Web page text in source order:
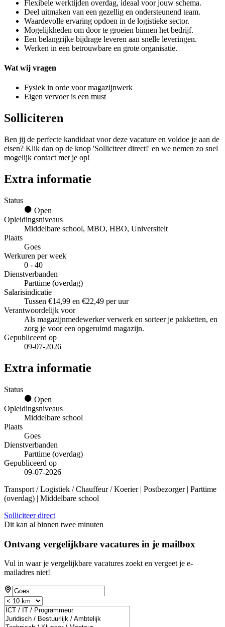
Flexibele werktijden overdag, ideaal voor jouw schema.
Deel uitmaken van een gezellig en ondersteunend team.
Waardevolle ervaring opdoen in de logistieke sector.
Mogelijkheden om door te groeien binnen het bedrijf.
Een belangrijke bijdrage leveren aan snelle leveringen.
Werken in een betrouwbare en grote organisatie.
Wat wij vragen
Fysiek in orde voor magazijnwerk
Eigen vervoer is een must
Solliciteren
Ben jij de perfecte kandidaat voor deze vacature en voldoe je aan de
eisen? Klik dan op de knop 'Solliciteer direct!' en we nemen zo snel
mogelijk contact met je op!
Extra informatie
Status
Open
Opleidingsniveaus
Middelbare school, MBO, HBO, Universiteit
Plaats
Goes
Werkuren per week
0 - 40
Dienstverbanden
Parttime (overdag)
Salarisindicatie
Tussen €14,99 en €22,49 per uur
Verantwoordelijk voor
Als magazijnmedewerker verwerk en sorteer je pakketten, en
zorg je voor een opgeruimd magazijn.
Gepubliceerd op
09-07-2026
Extra informatie
Status
Open
Opleidingsniveaus
Middelbare school
Plaats
Goes
Dienstverbanden
Parttime (overdag)
Gepubliceerd op
09-07-2026
Transport / Logistiek / Chauffeur / Koerier | Postbezorger | Parttime
(overdag) | Middelbare school
Solliciteer direct
Dit kan al binnen twee minuten
Ontvang vergelijkbare vacatures in je mailbox
Vul in waar je vergelijkbare vacatures zoekt en vergeet je e-
mailadres niet!